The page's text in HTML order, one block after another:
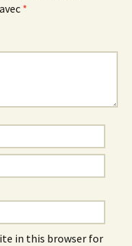
*
in this browser for